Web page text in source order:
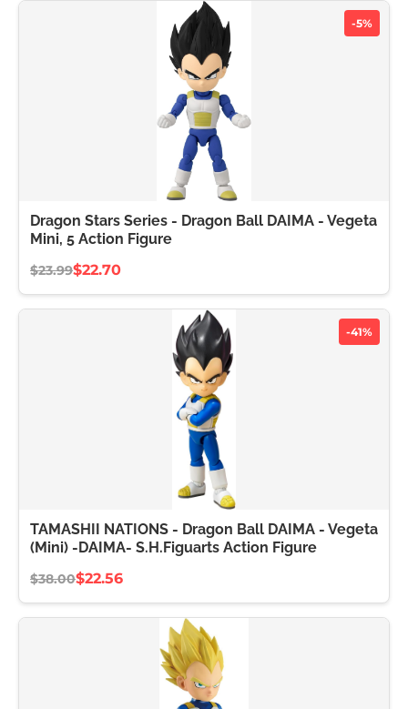
-5%
Dragon Stars Series - Dragon Ball DAIMA - Vegeta
Mini, 5 Action Figure
$23.99$22.70
-41%
TAMASHII NATIONS - Dragon Ball DAIMA - Vegeta
(Mini) -DAIMA- S.H.Figuarts Action Figure
$38.00$22.56